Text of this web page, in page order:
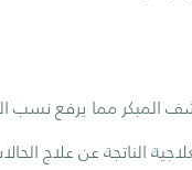
المبكر مما يرفع
الناتجة عن علاج